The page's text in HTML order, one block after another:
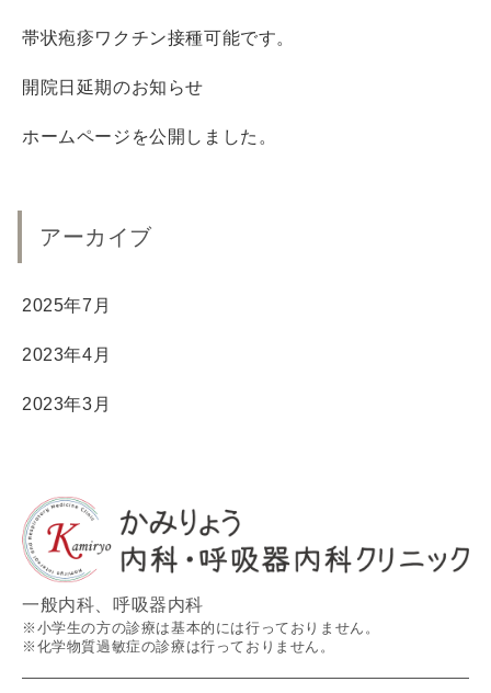
帯状疱疹ワクチン接種可能です。
開院日延期のお知らせ
ホームページを公開しました。
アーカイブ
2025年7月
2023年4月
2023年3月
一般内科、呼吸器内科
※小学生の方の診療は基本的には行っておりません。
※化学物質過敏症の診療は行っておりません。